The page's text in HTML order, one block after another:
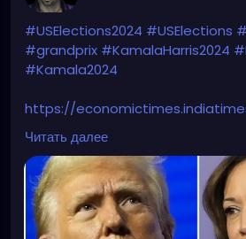
#USElections2024 #USElections
#grandprix #KamalaHarris2024
#Kamala2024
https://
ational/global-trends/did-abc-
election-results-showing-
heres-all-you-need-to-
know/articleshow/
Читать далее